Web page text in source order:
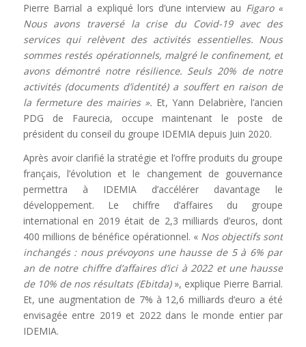
Pierre Barrial a expliqué lors d’une interview au Figaro «
Nous avons traversé la crise du Covid-19 avec des
services qui relèvent des activités essentielles. Nous
sommes restés opérationnels, malgré le confinement, et
avons démontré notre résilience. Seuls 20% de notre
activités (documents d’identité) a souffert en raison de
la fermeture des mairies ». Et, Yann Delabrière, l’ancien
PDG de Faurecia, occupe maintenant le poste de
président du conseil du groupe IDEMIA depuis Juin 2020.
Après avoir clarifié la stratégie et l’offre produits du groupe
français, l’évolution et le changement de gouvernance
permettra à IDEMIA d’accélérer davantage le
développement. Le chiffre d’affaires du groupe
international en 2019 était de 2,3 milliards d’euros, dont
400 millions de bénéfice opérationnel. « Nos objectifs sont
inchangés : nous prévoyons une hausse de 5 à 6% par
an de notre chiffre d’affaires d’ici à 2022 et une hausse
de 10% de nos résultats (Ebitda) », explique Pierre Barrial.
Et, une augmentation de 7% à 12,6 milliards d’euro a été
envisagée entre 2019 et 2022 dans le monde entier par
IDEMIA.